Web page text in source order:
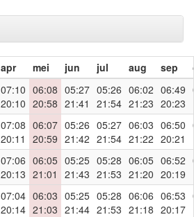
apr mei jun jul aug sep
07:10
20:10
06:08
20:58
05:27
21:41
05:26
21:54
06:02
21:23
06:49
20:23
07:08
20:11
06:07
20:59
05:26
21:42
05:27
21:54
06:03
21:22
06:50
20:21
07:06
20:13
06:05
21:01
05:25
21:43
05:28
21:53
06:05
21:20
06:52
20:19
07:04
20:14
06:03
21:03
05:25
21:44
05:28
21:53
06:06
21:18
06:53
20:17